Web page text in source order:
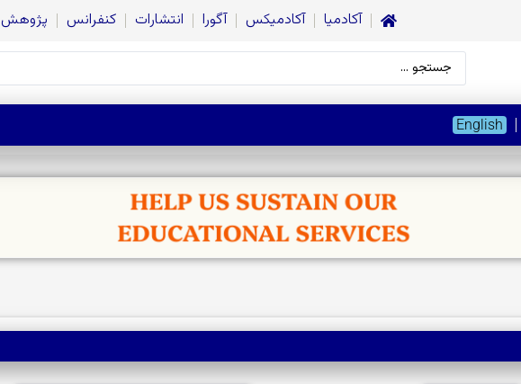
آکادمیا آکادمیکس آگورا انتشارات کنفرانس پژوهش
English